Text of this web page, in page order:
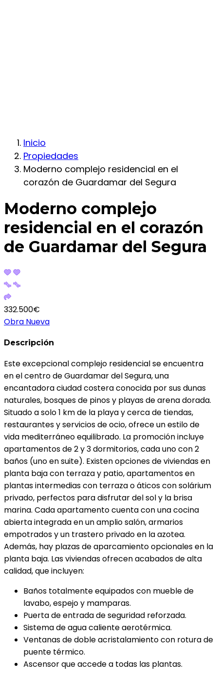
Inicio
Propiedades
Moderno complejo residencial en el
corazón de Guardamar del Segura
Moderno complejo
residencial en el corazón
de Guardamar del Segura
332.500€
Obra Nueva
Descripción
Este excepcional complejo residencial se encuentra
en el centro de Guardamar del Segura, una
encantadora ciudad costera conocida por sus dunas
naturales, bosques de pinos y playas de arena dorada.
Situado a solo 1 km de la playa y cerca de tiendas,
restaurantes y servicios de ocio, ofrece un estilo de
vida mediterráneo equilibrado. La promoción incluye
apartamentos de 2 y 3 dormitorios, cada uno con 2
baños (uno en suite). Existen opciones de viviendas en
planta baja con terraza y patio, apartamentos en
plantas intermedias con terraza o áticos con solárium
privado, perfectos para disfrutar del sol y la brisa
marina. Cada apartamento cuenta con una cocina
abierta integrada en un amplio salón, armarios
empotrados y un trastero privado en la azotea.
Además, hay plazas de aparcamiento opcionales en la
planta baja. Las viviendas ofrecen acabados de alta
calidad, que incluyen:
Baños totalmente equipados con mueble de
lavabo, espejo y mamparas.
Puerta de entrada de seguridad reforzada.
Sistema de agua caliente aerotérmica.
Ventanas de doble acristalamiento con rotura de
puente térmico.
Ascensor que accede a todas las plantas.